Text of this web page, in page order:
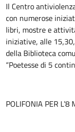
Il Centro
con numerose
libri, mostre e
iniziative, alle
della Biblioteca
“Poetesse di 5
POLIFONIA PER